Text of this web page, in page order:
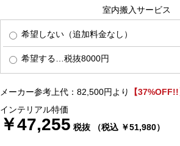
室内搬入サービス
希望しない（追加料金なし）
希望する…税抜8000円
メーカー参考上代：82,500円より
【37%OFF!!
インテリアル特価
￥47,255 税抜 （税込 ￥51,980）